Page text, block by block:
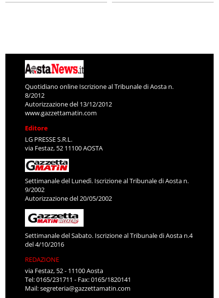
Quotidiano online Iscrizione al Tribunale di Aosta n.
8/2012
Autorizzazione del 13/12/2012
www.gazzettamatin.com
Editore
LG PRESSE S.R.L.
via Festaz, 52 11100 AOSTA
Settimanale del Lunedì. Iscrizione al Tribunale di Aosta n.
9/2002
Autorizzazione del 20/05/2002
Settimanale del Sabato. Iscrizione al Tribunale di Aosta n.4
del 4/10/2016
REDAZIONE
via Festaz, 52 - 11100 Aosta
Tel: 0165/231711 - Fax: 0165/1820141
Mail:segreteria@gazzettamatin.com